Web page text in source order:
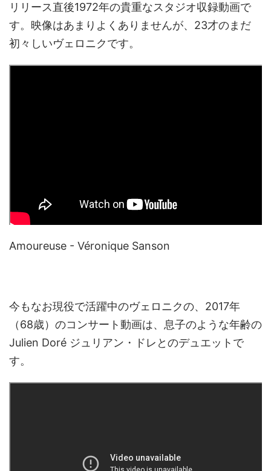
リリース直後1972年の貴重なスタジオ収録動画で
す。映像はあまりよくありませんが、23才のまだ
初々しいヴェロニクです。
Amoureuse - Véronique Sanson
今もなお現役で活躍中のヴェロニクの、2017年
（68歳）のコンサート動画は、息子のような年齢の
Julien Doré ジュリアン・ドレとのデュエットで
す。